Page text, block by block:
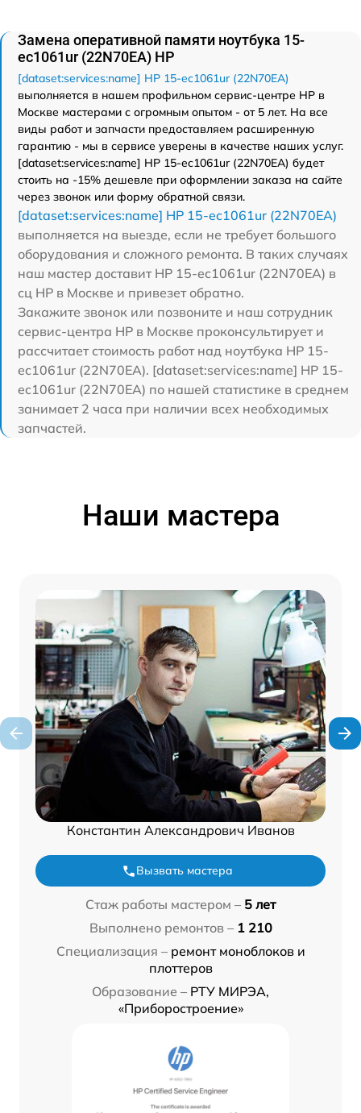
Замена оперативной памяти ноутбука 15-
ec1061ur (22N70EA) HP
[dataset:services:name] HP 15-ec1061ur (22N70EA)
выполняется в нашем профильном сервис-центре HP в
Москве мастерами с огромным опытом - от 5 лет. На все
виды работ и запчасти предоставляем расширенную
гарантию - мы в сервисе уверены в качестве наших услуг.
[dataset:services:name] HP 15-ec1061ur (22N70EA) будет
стоить на -15% дешевле при оформлении заказа на сайте
через звонок или форму обратной связи.
[dataset:services:name] HP 15-ec1061ur (22N70EA)
выполняется на выезде, если не требует большого
оборудования и сложного ремонта. В таких случаях
наш мастер доставит HP 15-ec1061ur (22N70EA) в
сц HP в Москве и привезет обратно.
Закажите звонок или позвоните и наш сотрудник
сервис-центра HP в Москве проконсультирует и
рассчитает стоимость работ над ноутбука HP 15-
ec1061ur (22N70EA). [dataset:services:name] HP 15-
ec1061ur (22N70EA) по нашей статистике в среднем
занимает 2 часа при наличии всех необходимых
запчастей.
Наши мастера
Константин Александрович Иванов
Вызвать мастера
Стаж работы мастером – 5 лет
Выполнено ремонтов – 1 210
Специализация – ремонт моноблоков и
плоттеров
Образование – РТУ МИРЭА,
«Приборостроение»